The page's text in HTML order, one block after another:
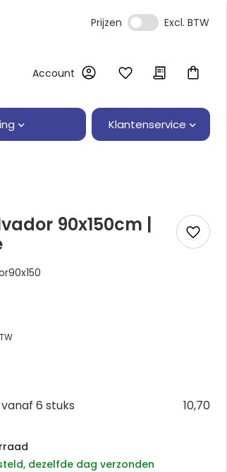
Prijzen
Account
Klantenservice
90x150cm |
6 stuks 10,70
dezelfde dag verzonden